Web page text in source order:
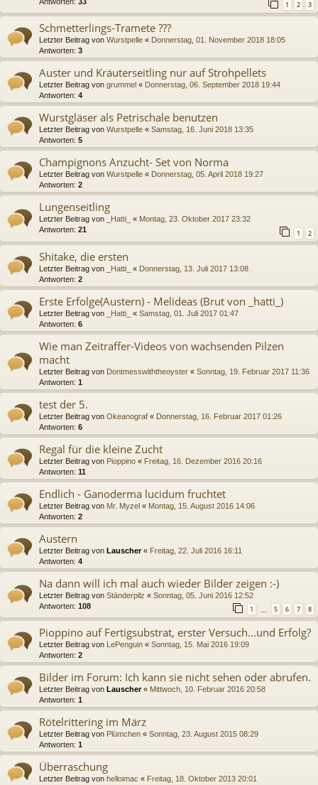
1 2 3
Schmetterlings-Tramete ???
Letzter Beitrag von Wurstpelle « Donnerstag, 01. November 2018 18:05
Antworten: 3
Auster und Kräuterseitling nur auf Strohpellets
Letzter Beitrag von grummel « Donnerstag, 06. September 2018 19:44
Antworten: 4
Wurstgläser als Petrischale benutzen
Letzter Beitrag von Wurstpelle « Samstag, 16. Juni 2018 13:35
Antworten: 5
Champignons Anzucht- Set von Norma
Letzter Beitrag von Wurstpelle « Donnerstag, 05. April 2018 19:27
Antworten: 2
Lungenseitling
Letzter Beitrag von _Hatti_ « Montag, 23. Oktober 2017 23:32
Antworten: 21 1 2
Shitake, die ersten
Letzter Beitrag von _Hatti_ « Donnerstag, 13. Juli 2017 13:08
Antworten: 2
Erste Erfolge(Austern) - Melideas (Brut von _hatti_)
Letzter Beitrag von _Hatti_ « Samstag, 01. Juli 2017 01:47
Antworten: 6
Wie man Zeitraffer-Videos von wachsenden Pilzen
macht
Letzter Beitrag von Dontmesswiththeoyster « Sonntag, 19. Februar 2017 11:36
Antworten: 1
test der 5.
Letzter Beitrag von Okeanograf « Donnerstag, 16. Februar 2017 01:26
Antworten: 6
Regal für die kleine Zucht
Letzter Beitrag von Pioppino « Freitag, 16. Dezember 2016 20:16
Antworten: 11
Endlich - Ganoderma lucidum fruchtet
Letzter Beitrag von Mr. Myzel « Montag, 15. August 2016 14:06
Antworten: 2
Austern
Letzter Beitrag von Lauscher« Freitag, 22. Juli 2016 16:11
Antworten: 4
Na dann will ich mal auch wieder Bilder zeigen :-)
Letzter Beitrag von Ständerpilz « Sonntag, 05. Juni 2016 12:52
Antworten: 108 1 5 6 7 8
Pioppino auf Fertigsubstrat, erster Versuch...und Erfolg?
Letzter Beitrag von LePenguin « Sonntag, 15. Mai 2016 19:09
Antworten: 2
Bilder im Forum: Ich kann sie nicht sehen oder abrufen.
Letzter Beitrag von Lauscher« Mittwoch, 10. Februar 2016 20:58
Antworten: 1
Rötelrittering im März
Letzter Beitrag von Plümchen « Sonntag, 23. August 2015 08:29
Antworten: 1
Überraschung
Letzter Beitrag von helloimac « Freitag, 18. Oktober 2013 20:01